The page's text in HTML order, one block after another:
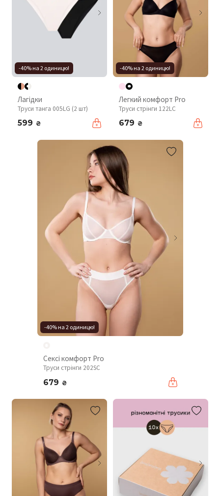
-40% на 2 одиницю!
Лагідки
Труси танга 005LG (2 шт)
599 ₴
-40% на 2 одиницю!
Легкий комфорт Pro
Труси стрінги 122LC
679 ₴
-40% на 2 одиницю!
Сексі комфорт Pro
Труси стрінги 202SC
679 ₴